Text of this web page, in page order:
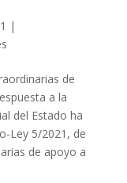
|
de
a la
del Estado ha
Ley 5/2021, de
de apoyo a